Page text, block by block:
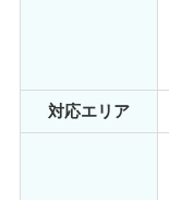
対応エリア